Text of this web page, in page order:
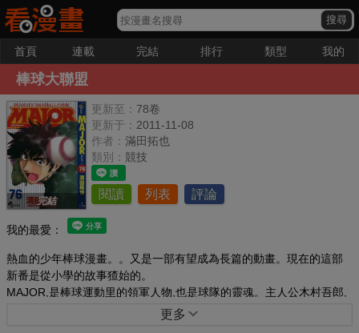
首頁 連載 完結 排行 類型 我的
棒球大聯盟
完結
更新至： 78卷
更新于： 2011-11-08
作者： 滿田拓也
類別： 競技
閱讀 列表 評論
我的最愛：
熱血的少年棒球漫畫。。又是一部有望成為長篇的動畫。現在的這部
新番是從小學的故事猹始的。
MAJOR,是棒球運動里的領軍人物,也是球隊的靈魂。主人公木村吾郎,
為了追尋身為職業棒球選手的父親的足跡,而一心要成為“第一”的道路
更多